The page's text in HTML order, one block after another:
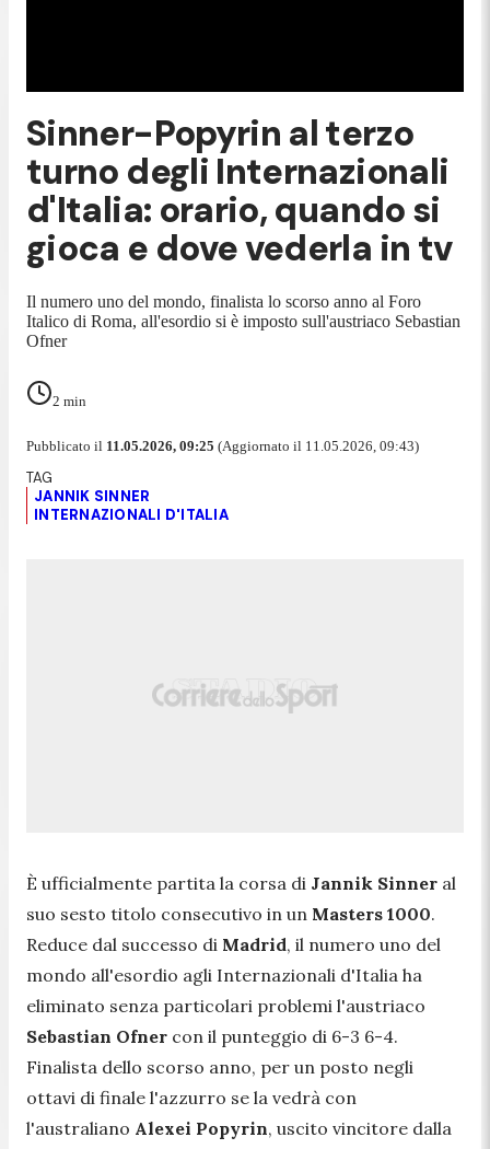
Sinner-Popyrin al terzo
turno degli Internazionali
d'Italia: orario, quando si
gioca e dove vederla in tv
Il numero uno del mondo, finalista lo scorso anno al Foro
Italico di Roma, all'esordio si è imposto sull'austriaco Sebastian
Ofner
2 min
Pubblicato il 11.05.2026, 09:25 (Aggiornato il 11.05.2026, 09:43)
JANNIK SINNER
INTERNAZIONALI D'ITALIA
È ufficialmente partita la corsa di Jannik Sinner al
suo sesto titolo consecutivo in un Masters 1000.
Reduce dal successo di Madrid, il numero uno del
mondo all'esordio agli Internazionali d'Italia ha
eliminato senza particolari problemi l'austriaco
Sebastian Ofner con il punteggio di 6-3 6-4.
Finalista dello scorso anno, per un posto negli
ottavi di finale l'azzurro se la vedrà con
l'australiano Alexei Popyrin, uscito vincitore dalla